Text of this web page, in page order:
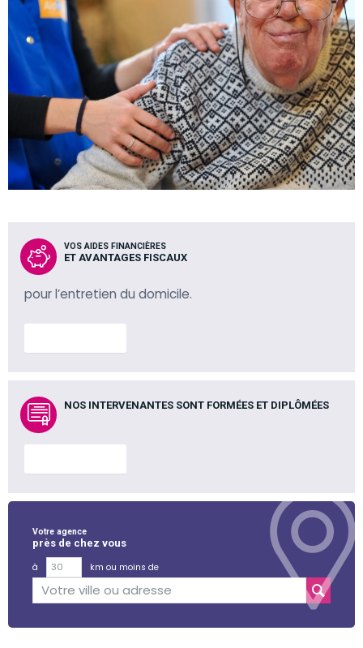
VOS AIDES FINANCIÈRES
ET AVANTAGES FISCAUX
pour l’entretien du domicile.
NOS INTERVENANTES SONT FORMÉES ET DIPLÔMÉES
Votre agence
près de chez vous
à
km ou moins de